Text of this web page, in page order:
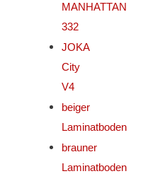
MANHATTAN
332
JOKA
City
V4
beiger
Laminatboden
brauner
Laminatboden